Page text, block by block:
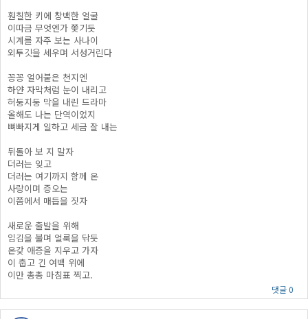
​훤칠한 키에 창백한 얼굴
이따금 무엇엔가 쫓기듯
시계를 자주 보는 사나이
외투깃을 세우며 서성거린다
꽁꽁 얼어붙은 천지엔
하얀 자막처럼 눈이 내리고
허둥지둥 막을 내린 드라마
올해도 나는 단역이었지
뼈빠지게 일하고 세금 잘 내는
​뒤돌아 보 지 말자
더러는 잊고
더러는 여기까지 함께 온
사랑이며 증오는
이쯤에서 매듭을 짓자
새로운 출발을 위해
입김을 불며 얼룩을 닦듯
온갖 애증을 지우고 가자
이 춥고 긴 여백 위에
이만 총총 마침표 찍고.
댓글 0